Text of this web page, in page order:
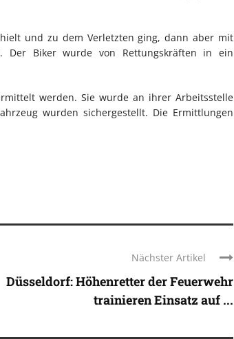
und zu dem Verletzten ging, dann aber mit
Der Biker wurde von Rettungskräften in ein
werden. Sie wurde an ihrer Arbeitsstelle
wurden sichergestellt. Die Ermittlungen
Nächster Artikel
Düsseldorf: Höhenretter der Feuerwehr
trainieren Einsatz auf ...